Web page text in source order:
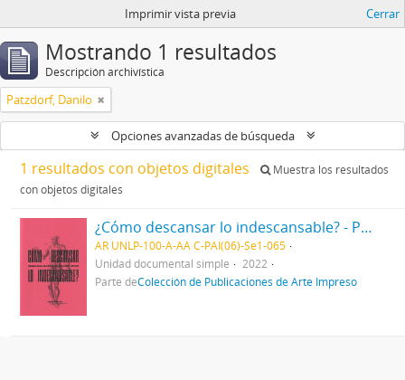
Imprimir vista previa Cerrar
Mostrando 1 resultados
Descripción archivística
Patzdorf, Danilo
Opciones avanzadas de búsqueda
1 resultados con objetos digitales
Muestra los resultados
con objetos digitales
¿Cómo descansar lo indescansable? - Pequeño manual de autocuidados para cuerpos cansados
AR UNLP-100-A-AA C-PAI(06)-Se1-065
Unidad documental simple
2022
Parte deColección de Publicaciones de Arte Impreso